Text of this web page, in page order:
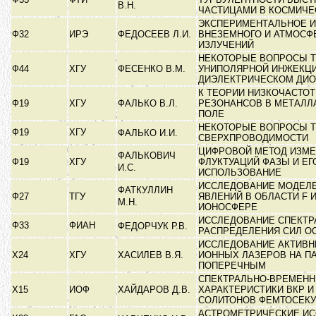
В.Н.
ЧАСТИЦАМИ В
Ф32 ИРЭ ФЕДОСЕЕВ Л.И.
ЭКСПЕРИМЕНТАЛЬНОЕ
ВНЕЗЕМНОГО И
ИЗЛУЧЕНИЙ
Ф44 ХГУ ФЕСЕНКО В.М.
НЕКОТОРЫЕ ВОПРОСЫ
УНИПОЛЯРНОЙ
ДИЭЛЕКТРИЧЕСКОМ
Ф19 ХГУ ФАЛЬКО В.Л.
К ТЕОРИИ
РЕЗОНАНСОВ В
ПОЛЕ
Ф19
ХГУ ФАЛЬКО И.И.
НЕКОТОРЫЕ ВОПРОСЫ
СВЕРХПРОВОДИМОСТИ
Ф19 ХГУ
ФАЛЬКОВИЧ
И.С.
ЦИФРОВОЙ МЕТОД
ФЛУКТУАЦИЙ ФАЗЫ И
ИСПОЛЬЗОВАНИЕ
Ф27 ТГУ
ФАТКУЛЛИН
М.Н.
ИССЛЕДОВАНИЕ
ЯВЛЕНИЙ В ОБЛАСТИ F
ИОНОСФЕРЕ
Ф33
ФИАН ФЕДОРЧУК Р.В.
ИССЛЕДОВАНИЕ
РАСПРЕДЕЛЕНИЯ СИЛ
Х24 ХГУ ХАСИЛЕВ В.Я.
ИССЛЕДОВАНИЕ
ИОННЫХ ЛАЗЕРОВ НА
ПОПЕРЕЧНЫМ
Х15 ИОФ ХАЙДАРОВ Д.В.
СПЕКТРАЛЬНО-
ХАРАКТЕРИСТИКИ ВКР
СОЛИТОНОВ
АСТРОМЕТРИЧЕСКИЕ